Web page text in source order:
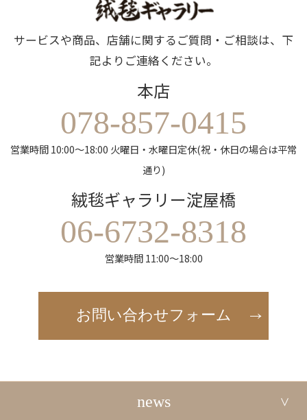
サービスや商品、店舗に関するご質問・ご相談は、下
記よりご連絡ください。
本店
078-857-0415
営業時間 10:00～18:00 火曜日・水曜日定休(祝・休日の場合は平常
通り)
絨毯ギャラリー淀屋橋
06-6732-8318
営業時間 11:00～18:00
お問い合わせフォーム
news